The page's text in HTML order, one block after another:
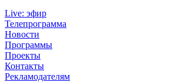
Live: эфир
Телепрограмма
Новости
Программы
Проекты
Контакты
Рекламодателям